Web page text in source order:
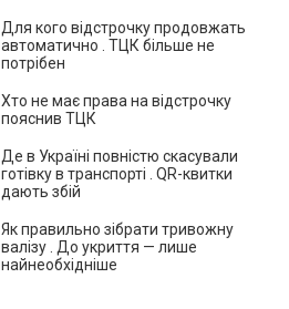
Для кого відстрочку продовжать
автоматично . ТЦК більше не
потрібен
Хто не має права на відстрочку
пояснив ТЦК
Де в Україні повністю скасували
готівку в транспорті . QR-квитки
дають збій
Як правильно зібрати тривожну
валізу . До укриття — лише
найнеобхідніше